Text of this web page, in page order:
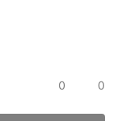
0 0